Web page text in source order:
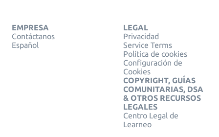
EMPRESA
Contáctanos
Español
LEGAL
Privacidad
Service Terms
Política de cookies
Configuración de
Cookies
COPYRIGHT, GUÍAS
COMUNITARIAS, DSA
& OTROS RECURSOS
LEGALES
Centro Legal de
Learneo